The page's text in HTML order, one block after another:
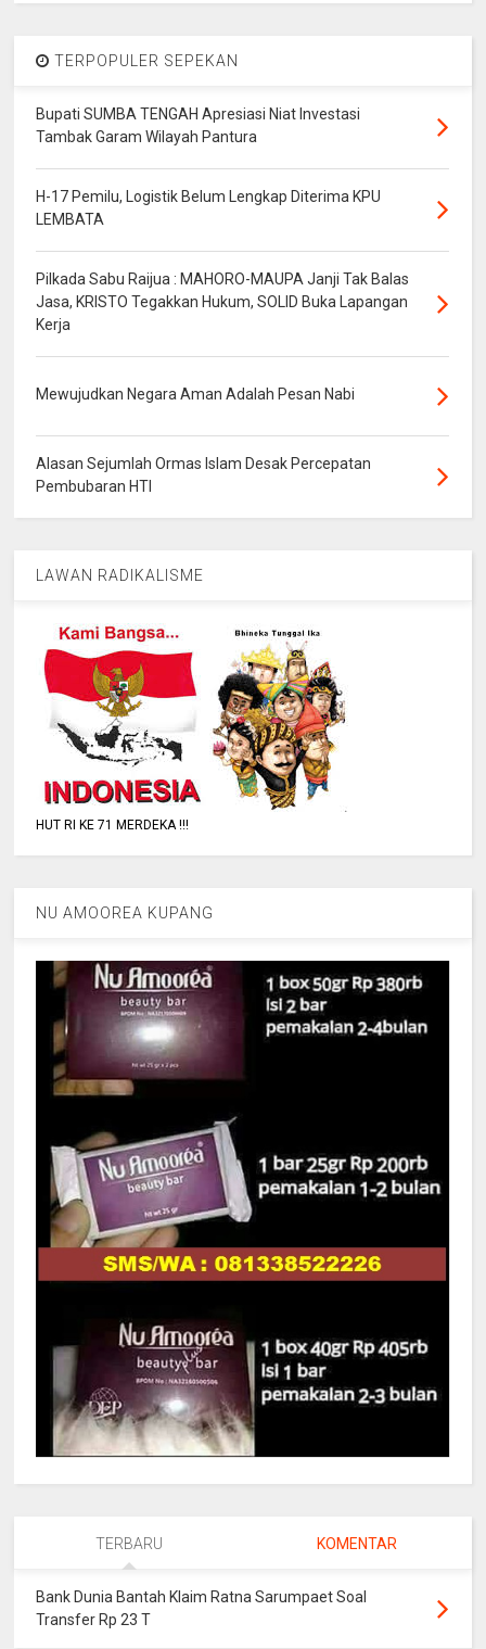
TERPOPULER SEPEKAN
Bupati SUMBA TENGAH Apresiasi Niat Investasi
Tambak Garam Wilayah Pantura
H-17 Pemilu, Logistik Belum Lengkap Diterima KPU
LEMBATA
Pilkada Sabu Raijua : MAHORO-MAUPA Janji Tak Balas
Jasa, KRISTO Tegakkan Hukum, SOLID Buka Lapangan
Kerja
Mewujudkan Negara Aman Adalah Pesan Nabi
Alasan Sejumlah Ormas Islam Desak Percepatan
Pembubaran HTI
LAWAN RADIKALISME
HUT RI KE 71 MERDEKA !!!
NU AMOOREA KUPANG
TERBARU KOMENTAR
Bank Dunia Bantah Klaim Ratna Sarumpaet Soal
Transfer Rp 23 T